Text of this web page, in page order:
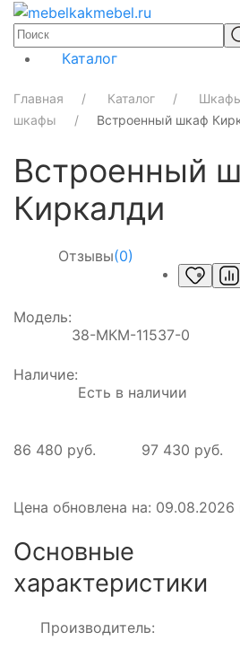
Каталог
Главная Каталог
шкафы
Встроенный шкаф
Встроенный
Киркалди
Отзывы(0)
Модель:
38-МКМ-11537-0
Наличие:
Есть в наличии
86 480 руб. 97 430 руб.
Цена обновлена на: 09.08.2026
Основные
характеристики
Производитель: